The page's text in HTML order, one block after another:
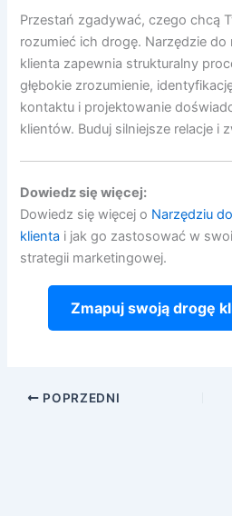
Przestań zgadywać, czego chcą
rozumieć ich drogę. Narzędzie do
klienta zapewnia strukturalny
głębokie zrozumienie,
kontaktu i projektowanie
klientów. Buduj silniejsze relacje i
Dowiedz się więcej:
Dowiedz się więcej o Narzędziu
klienta i jak go zastosować w
strategii marketingowej.
Zmapuj swoją drogę
POPRZEDNI